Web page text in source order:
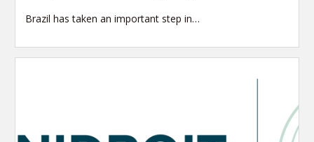
Brazil has taken an important step in…